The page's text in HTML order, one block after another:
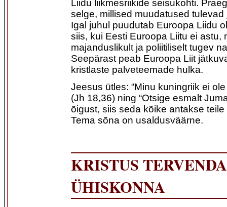
Liidu liikmesriikide seisukohti.
selge, millised muudatused
Igal juhul puudutab Euroopa Liidu
siis, kui Eesti Euroopa Liitu ei astu,
majanduslikult ja poliitiliselt tugev
Seepärast peab Euroopa Liit
kristlaste palveteemade hulka.
Jeesus ütles: “Minu kuningriik ei
(Jh 18,36) ning “Otsige esmalt
õigust, siis seda kõike antakse teile
Tema sõna on usaldusväärne.
KRISTUS
ÜHISKONNA